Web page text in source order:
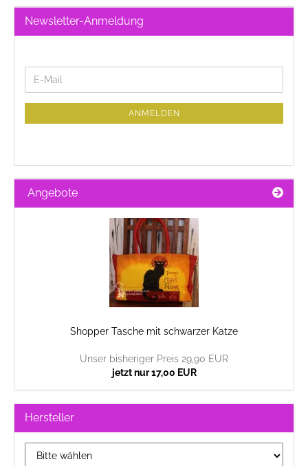
Newsletter-Anmeldung
WEITER
ZUR
E-
Mail
ANMELDEN
Angebote
Shopper Tasche mit schwarzer Katze
Unser bisheriger Preis 29,90 EUR
jetzt nur 17,00 EUR
Hersteller